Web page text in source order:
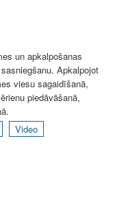
un apkalpošanas
Apkalpojot
viesu sagaidīšanā,
piedāvāšanā,
Video